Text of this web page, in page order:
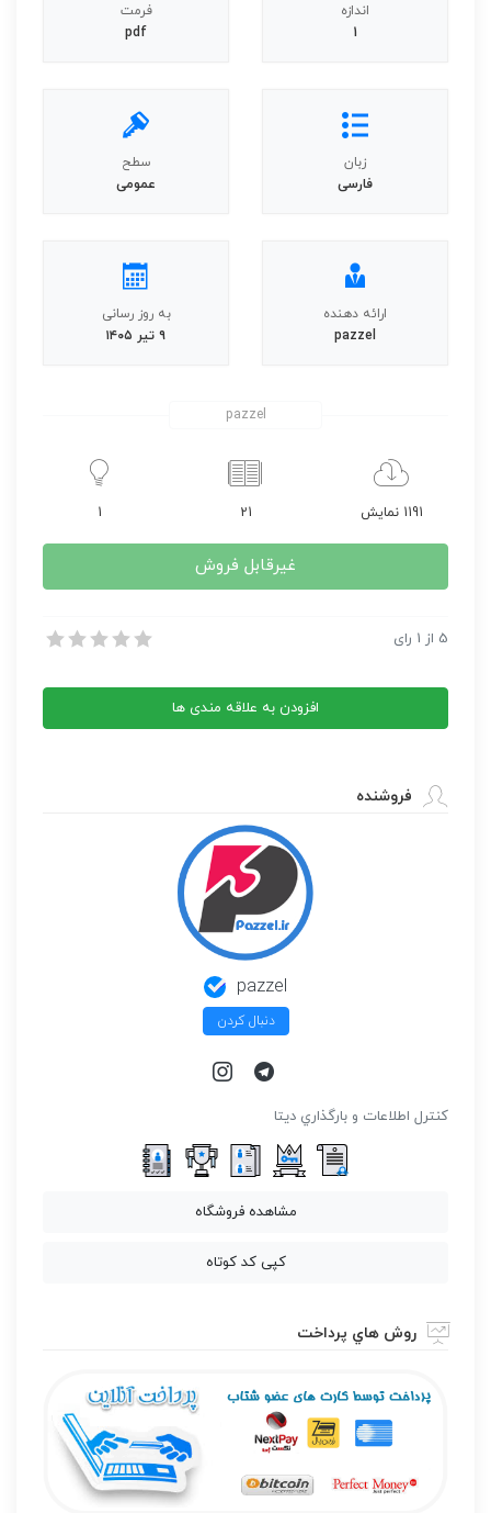
اندازه
1
فرمت
pdf
زبان
فارسی
سطح
عمومی
ارائه دهنده
pazzel
به روز رسانی
۹ تیر ۱۴۰۵
pazzel
1191 نمایش 21
1
غیرقابل فروش
راز آدم های دوست داشتنی
5 از 1 رای
افزودن به علاقه مندی ها
فروشنده
pazzel
دنبال کردن
كنترل اطلاعات و بارگذاري ديتا
مشاهده فروشگاه
کپی کد کوتاه
روش هاي پرداخت